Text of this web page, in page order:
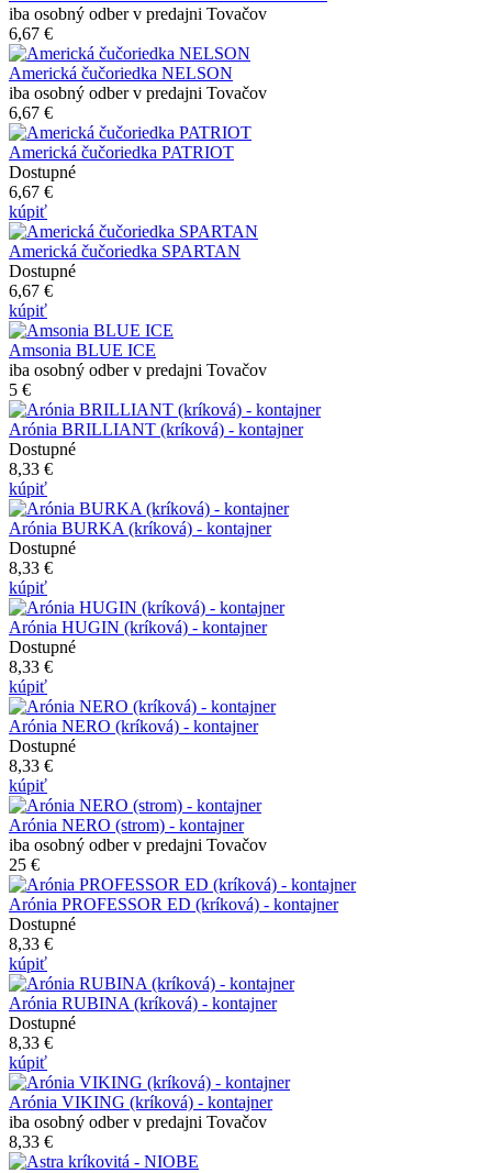
iba osobný odber v predajni Tovačov
6,67 €
Americká čučoriedka NELSON
iba osobný odber v predajni Tovačov
6,67 €
Americká čučoriedka PATRIOT
Dostupné
6,67 €
kúpiť
Americká čučoriedka SPARTAN
Dostupné
6,67 €
kúpiť
Amsonia BLUE ICE
iba osobný odber v predajni Tovačov
5 €
Arónia BRILLIANT (kríková) - kontajner
Dostupné
8,33 €
kúpiť
Arónia BURKA (kríková) - kontajner
Dostupné
8,33 €
kúpiť
Arónia HUGIN (kríková) - kontajner
Dostupné
8,33 €
kúpiť
Arónia NERO (kríková) - kontajner
Dostupné
8,33 €
kúpiť
Arónia NERO (strom) - kontajner
iba osobný odber v predajni Tovačov
25 €
Arónia PROFESSOR ED (kríková) - kontajner
Dostupné
8,33 €
kúpiť
Arónia RUBINA (kríková) - kontajner
Dostupné
8,33 €
kúpiť
Arónia VIKING (kríková) - kontajner
iba osobný odber v predajni Tovačov
8,33 €